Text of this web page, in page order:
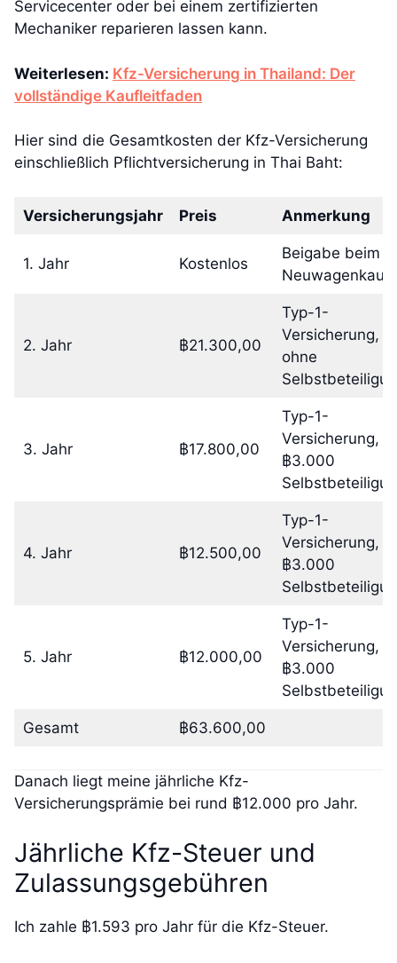
Servicecenter oder bei einem zertifizierten
Mechaniker reparieren lassen kann.
Weiterlesen: Kfz-Versicherung in Thailand: Der
vollständige Kaufleitfaden
Hier sind die Gesamtkosten der Kfz-Versicherung
einschließlich Pflichtversicherung in Thai Baht:
Versicherungsjahr Preis Anmerkung
1. Jahr Kostenlos
Beigabe beim
Neuwagenkauf
2. Jahr ฿21.300,00
Typ-1-
Versicherung,
ohne
3. Jahr ฿17.800,00
Typ-1-
Versicherung,
฿3.000
4. Jahr ฿12.500,00
Typ-1-
Versicherung,
฿3.000
5. Jahr ฿12.000,00
Typ-1-
Versicherung,
฿3.000
Gesamt ฿63.600,00
Danach liegt meine jährliche Kfz-
Versicherungsprämie bei rund ฿12.000 pro Jahr.
Jährliche Kfz-Steuer und
Zulassungsgebühren
Ich zahle ฿1.593 pro Jahr für die Kfz-Steuer.